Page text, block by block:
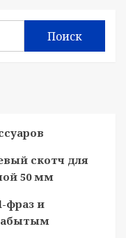
Поиск
скотч для
50 мм
фраз и